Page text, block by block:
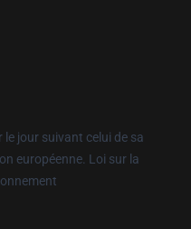
jour suivant celui de sa
européenne. Loi sur la